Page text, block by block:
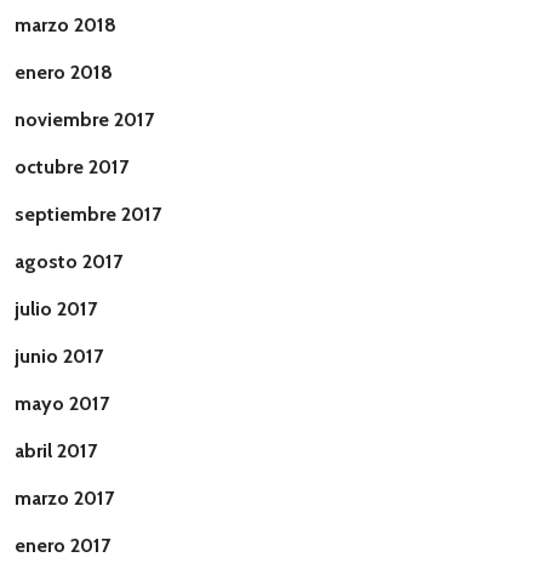
marzo 2018
enero 2018
noviembre 2017
octubre 2017
septiembre 2017
agosto 2017
julio 2017
junio 2017
mayo 2017
abril 2017
marzo 2017
enero 2017